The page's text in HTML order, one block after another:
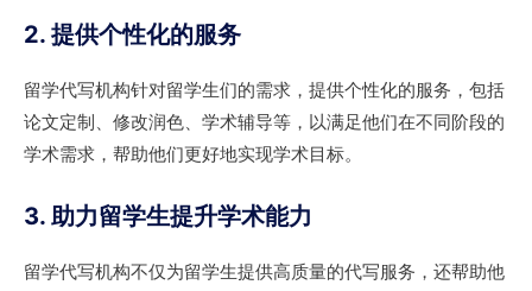
2. 提供个性化的服务
留学代写机构针对留学生们的需求，提供个性化的服务，包括
论文定制、修改润色、学术辅导等，以满足他们在不同阶段的
学术需求，帮助他们更好地实现学术目标。
3. 助力留学生提升学术能力
留学代写机构不仅为留学生提供高质量的代写服务，还帮助他